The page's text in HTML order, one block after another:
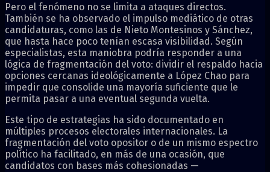
Pero el fenómeno no se limita a ataques directos.
También se ha observado el impulso mediático de otras
candidaturas, como las de Nieto Montesinos y Sánchez,
que hasta hace poco tenían escasa visibilidad. Según
especialistas, esta maniobra podría responder a una
lógica de fragmentación del voto: dividir el respaldo hacia
opciones cercanas ideológicamente a López Chao para
impedir que consolide una mayoría suficiente que le
permita pasar a una eventual segunda vuelta.
Este tipo de estrategias ha sido documentado en
múltiples procesos electorales internacionales. La
fragmentación del voto opositor o de un mismo espectro
político ha facilitado, en más de una ocasión, que
candidatos con bases más cohesionadas —